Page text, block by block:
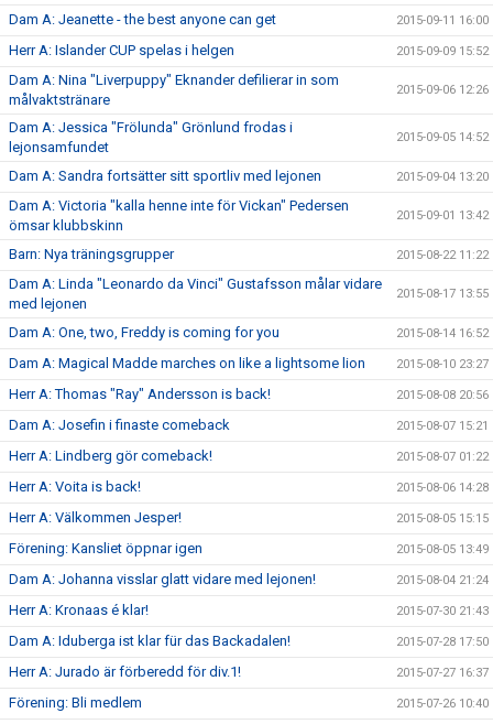
Dam A: Jeanette - the best anyone can get 2015-09-11 16:00
Herr A: Islander CUP spelas i helgen 2015-09-09 15:52
Dam A: Nina "Liverpuppy" Eknander defilierar in som
målvaktstränare
2015-09-06 12:26
Dam A: Jessica "Frölunda" Grönlund frodas i
lejonsamfundet
2015-09-05 14:52
Dam A: Sandra fortsätter sitt sportliv med lejonen 2015-09-04 13:20
Dam A: Victoria "kalla henne inte för Vickan" Pedersen
ömsar klubbskinn
2015-09-01 13:42
Barn: Nya träningsgrupper 2015-08-22 11:22
Dam A: Linda "Leonardo da Vinci" Gustafsson målar vidare
med lejonen
2015-08-17 13:55
Dam A: One, two, Freddy is coming for you 2015-08-14 16:52
Dam A: Magical Madde marches on like a lightsome lion 2015-08-10 23:27
Herr A: Thomas "Ray" Andersson is back! 2015-08-08 20:56
Dam A: Josefin i finaste comeback 2015-08-07 15:21
Herr A: Lindberg gör comeback! 2015-08-07 01:22
Herr A: Voita is back! 2015-08-06 14:28
Herr A: Välkommen Jesper! 2015-08-05 15:15
Förening: Kansliet öppnar igen 2015-08-05 13:49
Dam A: Johanna visslar glatt vidare med lejonen! 2015-08-04 21:24
Herr A: Kronaas é klar! 2015-07-30 21:43
Dam A: Iduberga ist klar für das Backadalen! 2015-07-28 17:50
Herr A: Jurado är förberedd för div.1! 2015-07-27 16:37
Förening: Bli medlem 2015-07-26 10:40